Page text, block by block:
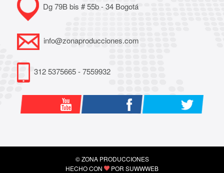
Dg 79B bis # 55b - 34 Bogotá
info@zonaproducciones.com
312 5375665 - 7559932
© ZONA PRODUCCIONES
HECHO CON
POR SUWWWEB